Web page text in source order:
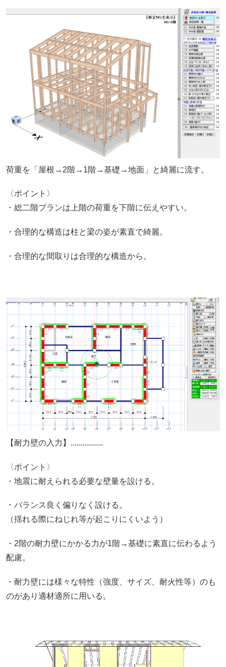
荷重を「屋根→2階→1階→基礎→地面」と綺麗に流す。
〈ポイント〉
・総二階プランは上階の荷重を下階に伝えやすい。
・合理的な構造は柱と梁の姿が素直で綺麗。
・合理的な間取りは合理的な構造から。
【耐力壁の入力】................
〈ポイント〉
・地震に耐えられる必要な壁量を設ける。
・バランス良く偏りなく設ける。
（揺れる際にねじれ等が起こりにくいよう）
・2階の耐力壁にかかる力が1階→基礎に素直に伝わるよう
配慮。
・耐力壁には様々な特性（強度、サイズ、耐火性等）のも
のがあり適材適所に用いる。